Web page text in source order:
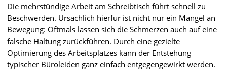
Die mehrstündige Arbeit am Schreibtisch führt schnell zu
Beschwerden. Ursächlich hierfür ist nicht nur ein Mangel an
Bewegung: Oftmals lassen sich die Schmerzen auch auf eine
falsche Haltung zurückführen. Durch eine gezielte
Optimierung des Arbeitsplatzes kann der Entstehung
typischer Büroleiden ganz einfach entgegengewirkt werden.